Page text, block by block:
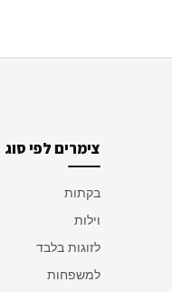
צימרים לפי סוג
בקתות
וילות
לזוגות בלבד
למשפחות